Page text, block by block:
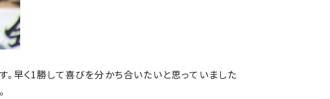
早く1勝して喜びを分かち合いたいと思っていました